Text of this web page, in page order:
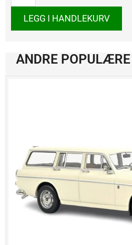
LEGG I HANDLEKURV
ANDRE